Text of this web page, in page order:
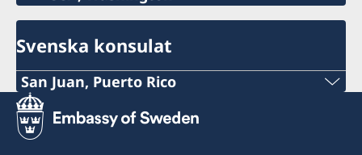
Svenska konsulat
San Juan, Puerto Rico
Tel:
+1 (787) 289-9250